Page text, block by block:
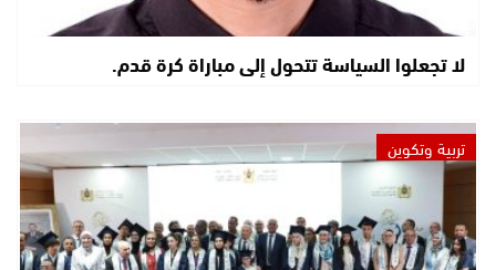
لا تجعلوا السياسة تتحول إلى مباراة كرة قدم.
تربية وتكوين